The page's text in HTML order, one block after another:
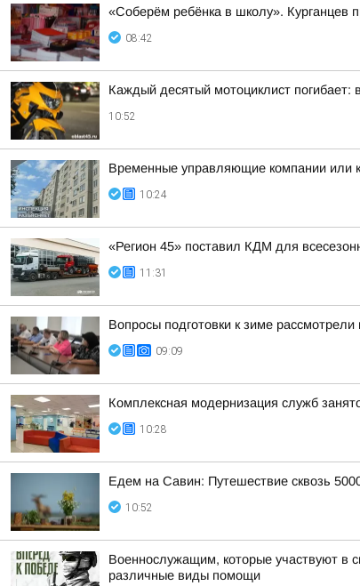
«Соберём ребёнка в школу». Курганцев
08:42
Каждый десятый мотоциклист
10:52
Временные управляющие компании или
10:24
«Регион 45» поставил КДМ для
11:31
Вопросы подготовки к зиме
09:09
Комплексная модернизация служб
10:28
Едем на Савин: Путешествие сквозь
10:52
Военнослужащим, которые участвуют в
различные виды помощи